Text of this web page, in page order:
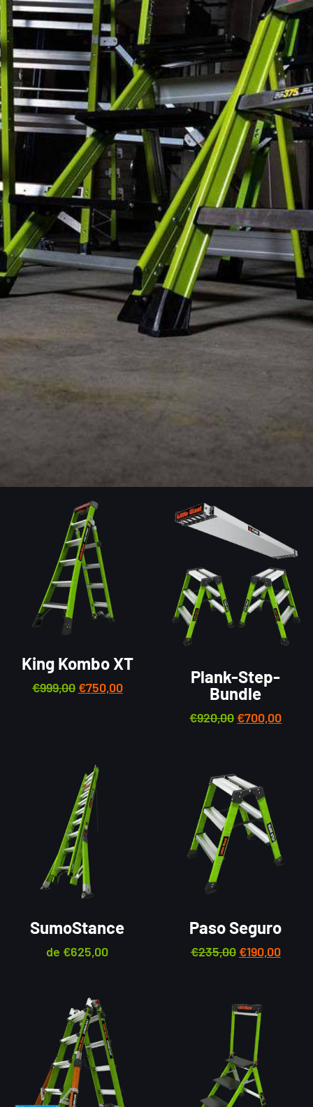
King Kombo XT
€999,00 €750,00
Plank-Step-
Bundle
€920,00 €700,00
SumoStance
de €625,00
Paso Seguro
€235,00 €190,00